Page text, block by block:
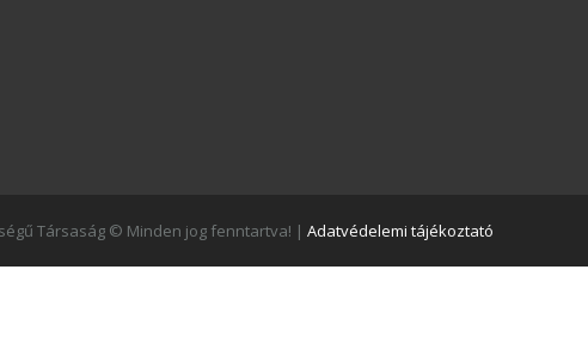
Társaság © Minden jog fenntartva! | Adatvédelemi tájékoztató